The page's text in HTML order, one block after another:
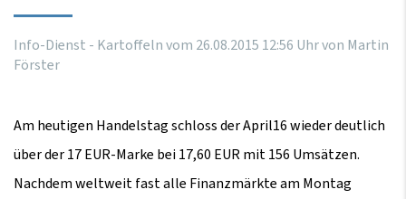
Info-Dienst - Kartoffeln vom 26.08.2015 12:56 Uhrvon Martin
Förster
Am heutigen Handelstag schloss der April16 wieder deutlich
über der 17 EUR-Marke bei 17,60 EUR mit 156 Umsätzen.
Nachdem weltweit fast alle Finanzmärkte am Montag